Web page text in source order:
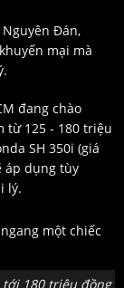
Đán,
mại mà
đang chào
từ 125 - 180 triệu
SH 350i (giá
áp dụng tùy
lý.
tới 180 triệu đồng